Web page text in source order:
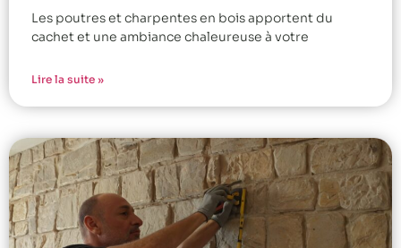
Les poutres et charpentes en bois apportent du
cachet et une ambiance chaleureuse à votre
Lire la suite »